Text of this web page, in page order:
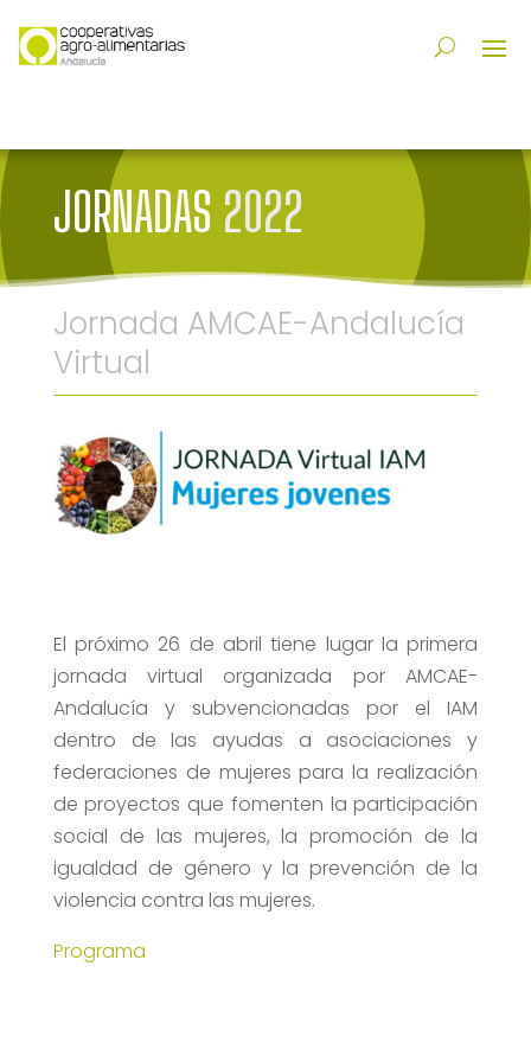
JORNADAS 2022
Jornada AMCAE-Andalucía
Virtual
El próximo 26 de abril tiene lugar la primera
jornada virtual organizada por AMCAE-
Andalucía y subvencionadas por el IAM
dentro de las ayudas a asociaciones y
federaciones de mujeres para la realización
de proyectos que fomenten la participación
social de las mujeres, la promoción de la
igualdad de género y la prevención de la
violencia contra las mujeres.
Programa